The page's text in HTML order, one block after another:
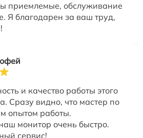
приемлемые, обслуживание
Я благодарен за ваш труд,
и качество работы этого
Сразу видно, что мастер по
опытом работы.
монитор очень быстро.
сервис!